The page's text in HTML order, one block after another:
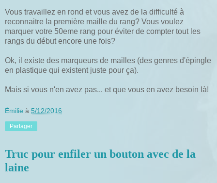
Vous travaillez en rond et vous avez de la difficulté à
reconnaitre la première maille du rang? Vous voulez
marquer votre 50eme rang pour éviter de compter tout les
rangs du début encore une fois?
Ok, il existe des marqueurs de mailles (des genres d'épingle
en plastique qui existent juste pour ça).
Mais si vous n'en avez pas... et que vous en avez besoin là!
Émilie à 5/12/2016
Partager
Truc pour enfiler un bouton avec de la
laine